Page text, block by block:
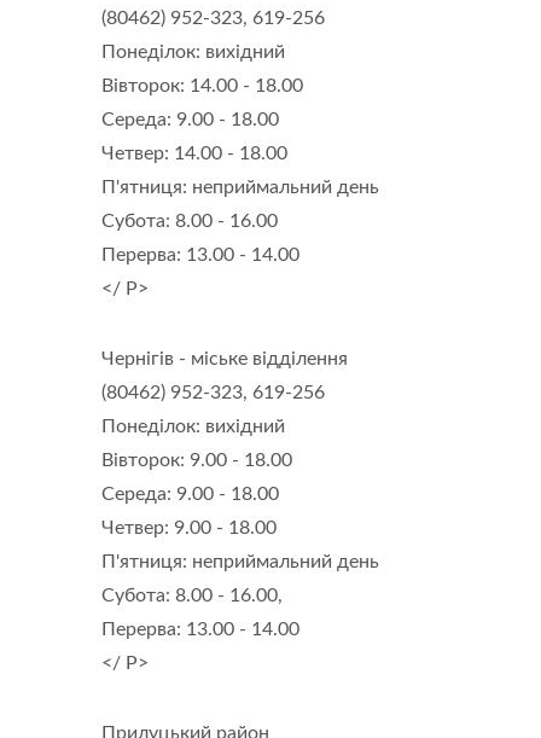
(80462) 952-323, 619-256
Понеділок: вихідний
Вівторок: 14.00 - 18.00
Середа: 9.00 - 18.00
Четвер: 14.00 - 18.00
П'ятниця: неприймальний день
Субота: 8.00 - 16.00
Перерва: 13.00 - 14.00
</ P>
Чернігів - міське відділення
(80462) 952-323, 619-256
Понеділок: вихідний
Вівторок: 9.00 - 18.00
Середа: 9.00 - 18.00
Четвер: 9.00 - 18.00
П'ятниця: неприймальний день
Субота: 8.00 - 16.00,
Перерва: 13.00 - 14.00
</ P>
Прилуцький район